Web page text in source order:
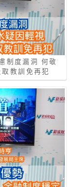
制度漏洞 何敬
教訓免再犯